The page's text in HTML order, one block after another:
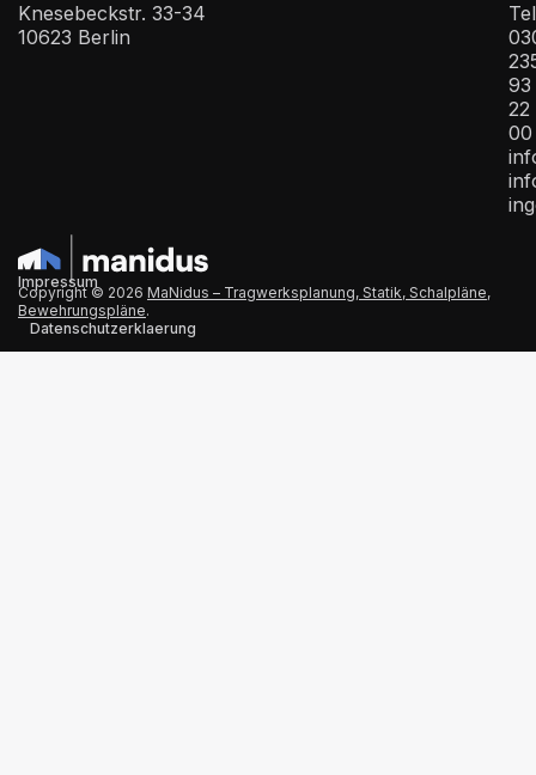
Knesebeckstr. 33-34
10623 Berlin
93
22
00
Copyright © 2026 MaNidus – Tragwerksplanung, Statik, Schalpläne,
Bewehrungspläne.
Impressum
Datenschutzerklaerung